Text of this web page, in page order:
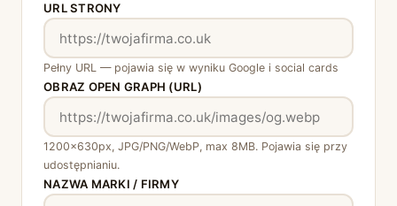
URL STRONY
Pełny URL — pojawia się w wyniku Google i social cards
OBRAZ OPEN GRAPH (URL)
1200×630px, JPG/PNG/WebP, max 8MB. Pojawia się przy
udostępnianiu.
NAZWA MARKI / FIRMY